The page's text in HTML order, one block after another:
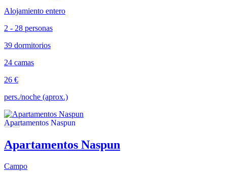
Alojamiento entero
2 - 28 personas
39 dormitorios
24 camas
26 €
pers./noche (aprox.)
Apartamentos Naspun
Campo